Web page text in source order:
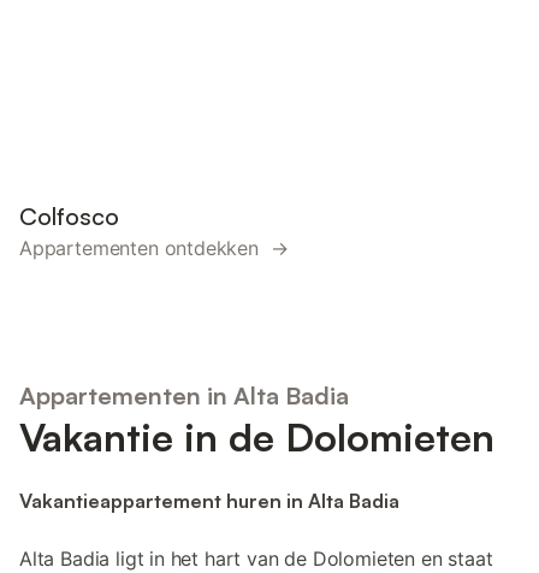
Colfosco
Appartementen ontdekken →
Appartementen in Alta Badia
Vakantie in de Dolomieten
Vakantieappartement huren in Alta Badia
Alta Badia ligt in het hart van de Dolomieten en staat